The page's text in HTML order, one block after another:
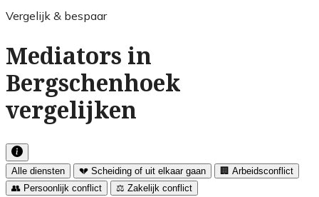
Vergelijk & bespaar
Mediators in
Bergschenhoek
vergelijken
Alle diensten 💔 Scheiding of uit elkaar gaan
🏢 Arbeidsconflict
👥 Persoonlijk conflict
⚖️ Zakelijk conflict